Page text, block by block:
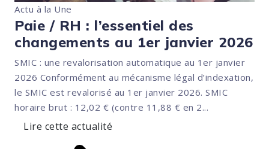
Actu à la Une
Paie / RH : l’essentiel des
changements au 1er janvier 2026
SMIC : une revalorisation automatique au 1er janvier
2026 Conformément au mécanisme légal d’indexation,
le SMIC est revalorisé au 1er janvier 2026. SMIC
horaire brut : 12,02 € (contre 11,88 € en 2...
Lire cette actualité